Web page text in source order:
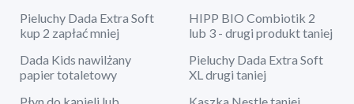
Pieluchy Dada Extra Soft
kup 2 zapłać mniej
HIPP BIO Combiotik 2
lub 3 - drugi produkt taniej
Dada Kids nawilżany
papier totaletowy
Pieluchy Dada Extra Soft
XL drugi taniej